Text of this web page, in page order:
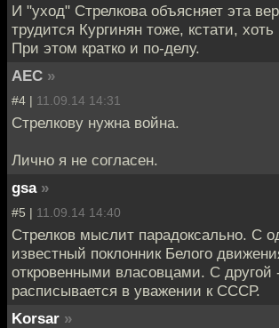
И "уход" Стрелкова объясняет эта
трудится Кургинян тоже, кстати,
При этом кратко и по-делу.
АЕС »
#4 | 11.09.14 14:31
Стрелкову нужна война.
Лично я не согласен.
gsa »
#5 | 11.09.14 14:40
Стрелков мыслит парадоксально. С
известный поклонник Белого
откровенными власовцами. С другой
расписывается в уважении к СССР.
Korsar »